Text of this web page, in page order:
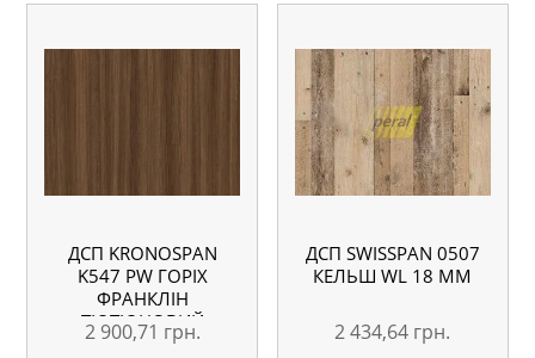
ДСП KRONOSPAN
K547 PW ГОРІХ
ФРАНКЛІН
ТЮТЮНОВИЙ
2800×2070 18 ММ
2 900,71 грн.
ДСП SWISSPAN 0507
КЕЛЬШ WL 18 ММ
2 434,64 грн.